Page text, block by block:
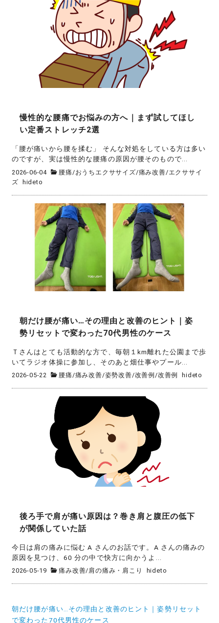
慢性的な腰痛でお悩みの方へ｜まず試してほし
い定番ストレッチ2選
「腰が痛いから腰を揉む」 そんな対処をしている方は多い
のですが、実は慢性的な腰痛の原因が腰そのもので...
2026-06-04 腰痛 /おうちエクササイズ/痛み改善/エクササイ
ズ hideto
朝だけ腰が痛い…その理由と改善のヒント｜姿
勢リセットで変わった70代男性のケース
Ｔさんはとても活動的な方で、毎朝１km離れた公園まで歩
いてラジオ体操に参加し、そのあと畑仕事やプール...
2026-05-22 腰痛 /痛み改善/姿勢改善/改善例 /改善例 hideto
後ろ手で肩が痛い原因は？巻き肩と腹圧の低下
が関係していた話
今日は肩の痛みに悩む A さんのお話です。A さんの痛みの
原因を見つけ、60 分の中で快方に向かうよ...
2026-05-19 痛み改善/ 肩の痛み・肩こり hideto
投
稿
朝だけ腰が痛い…その理由と改善のヒント｜姿勢リセット
で変わった70代男性のケース